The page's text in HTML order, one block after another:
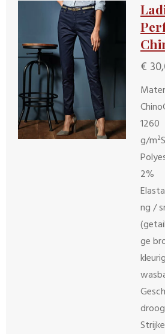
€
1260
g/
2%
ng /
ge